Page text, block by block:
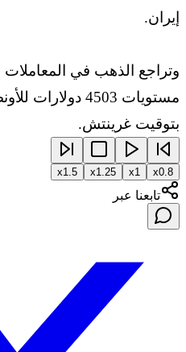
إيران.
بتوقيت غرينتش.
x0.8
x1
x1.25
x1.5
تابعنا عبر